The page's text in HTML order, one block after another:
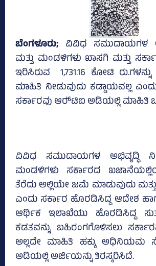
ಬೆಂಗಳೂರು; ವಿವಿಧ ಸಮುದಾಯಗಳ
ಮತ್ತು ಮಂಡಳಿಗಳು ಖಾಸಗಿ ಮತ್ತು
ಇರಿಸಿರುವ 1,731.16 ಕೋಟಿ
ಮಾಹಿತಿ ನೀಡುವುದು ಕಡ್ಡಾಯವಲ್ಲ
ಸರ್ಕಾರವು ಆರ್‍‌ಟಿಐ ಅಡಿಯಲ್ಲಿ ಮಾಹಿತಿ
ವಿವಿಧ ಸಮುದಾಯಗಳ ಅಭಿವೃದ್ಧಿ
ಮಂಡಳಿಗಳು ಸರ್ಕಾರದ
ತೆರೆದು ಅಲ್ಲಿಯೇ ಜಮೆ ಮಾಡುವುದು
ಎಂದು ಸರ್ಕಾರ ಹೊರಡಿಸಿದ್ದ ಆದೇಶ
ಆರ್ಥಿಕ ಇಲಾಖೆಯು ಹೊರಡಿಸಿದ್ದ
ಕಡತವನ್ನು ಬಹಿರಂಗಗೊಳಿಸಲು
ಅಲ್ಲದೇ ಮಾಹಿತಿ ಹಕ್ಕು ಅಧಿನಿಯಮ
ಅಡಿಯಲ್ಲಿ ಅರ್ಜಿಯನ್ನು ತಿರಸ್ಕರಿಸಿದೆ.